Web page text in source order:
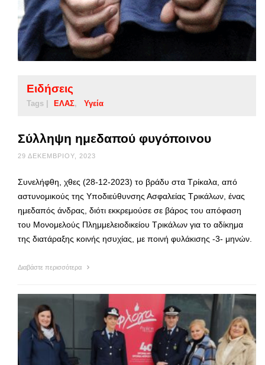
Ειδήσεις
Tags | ΕΛΑΣ Υγεία
Σύλληψη ημεδαπού φυγόποινου
29 ΔΕΚΕΜΒΡΊΟΥ, 2023
Συνελήφθη, χθες (28-12-2023) το βράδυ στα Τρίκαλα, από
αστυνομικούς της Υποδιεύθυνσης Ασφαλείας Τρικάλων, ένας
ημεδαπός άνδρας, διότι εκκρεμούσε σε βάρος του απόφαση
του Μονομελούς Πλημμελειοδικείου Τρικάλων για το αδίκημα
της διατάραξης κοινής ησυχίας, με ποινή φυλάκισης -3- μηνών.
Διαβάστε περισσότερα